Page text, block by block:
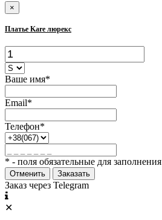
×
Платье Kare люрекс
Ваше имя*
Email*
Телефон*
* - поля обязательные для заполнения
Отменить Заказать
Заказ через Telegram
✕